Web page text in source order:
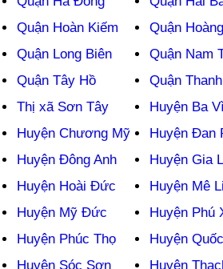
Quận Hoàn Kiếm
Quận
Quận Long Biên
Quận Nam
Quận Tây Hồ
Quận
Thị xã Sơn Tây
Huyện Ba Vì
Huyện Chương Mỹ
Huyện Đan
Huyện Đông Anh
Huyện Gia
Huyện Hoài Đức
Huyện Mê
Huyện Mỹ Đức
Huyện Phú
Huyện Phúc Thọ
Huyện
Huyện Sóc Sơn
Huyện